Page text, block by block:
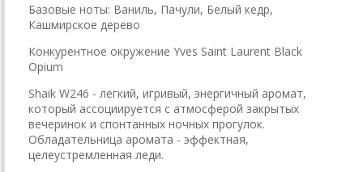
Базовые ноты: Ваниль, Пачули, Белый кедр,
Кашмирское дерево
Конкурентное окружение Yves Saint Laurent Black
Opium
Shaik W246 - легкий, игривый, энергичный аромат,
который ассоциируется с атмосферой закрытых
вечеринок и спонтанных ночных прогулок.
Обладательница аромата - эффектная,
целеустремленная леди.